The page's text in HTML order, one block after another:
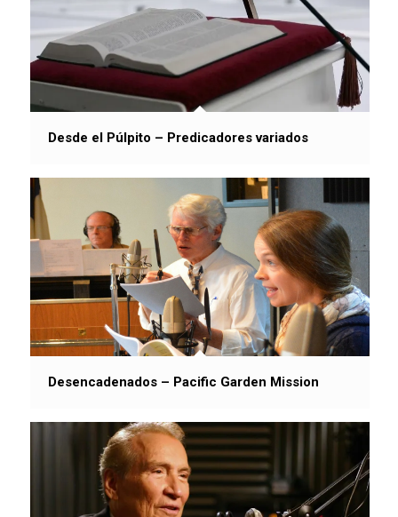
Desde el Púlpito – Predicadores variados
Desencadenados – Pacific Garden Mission